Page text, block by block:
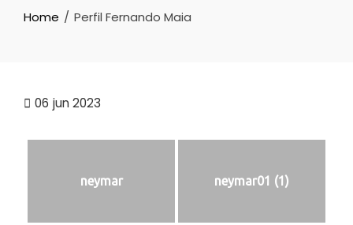
Home Perfil Fernando Maia
06 jun 2023
neymar neymar01 (1)